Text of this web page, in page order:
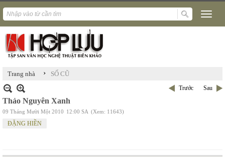
Trang nhà › SỐ CŨ
Trước Sau
Thảo Nguyên Xanh
09 Tháng Mười Một 2010 12:00 SA (Xem: 11643)
ĐẶNG HIỀN